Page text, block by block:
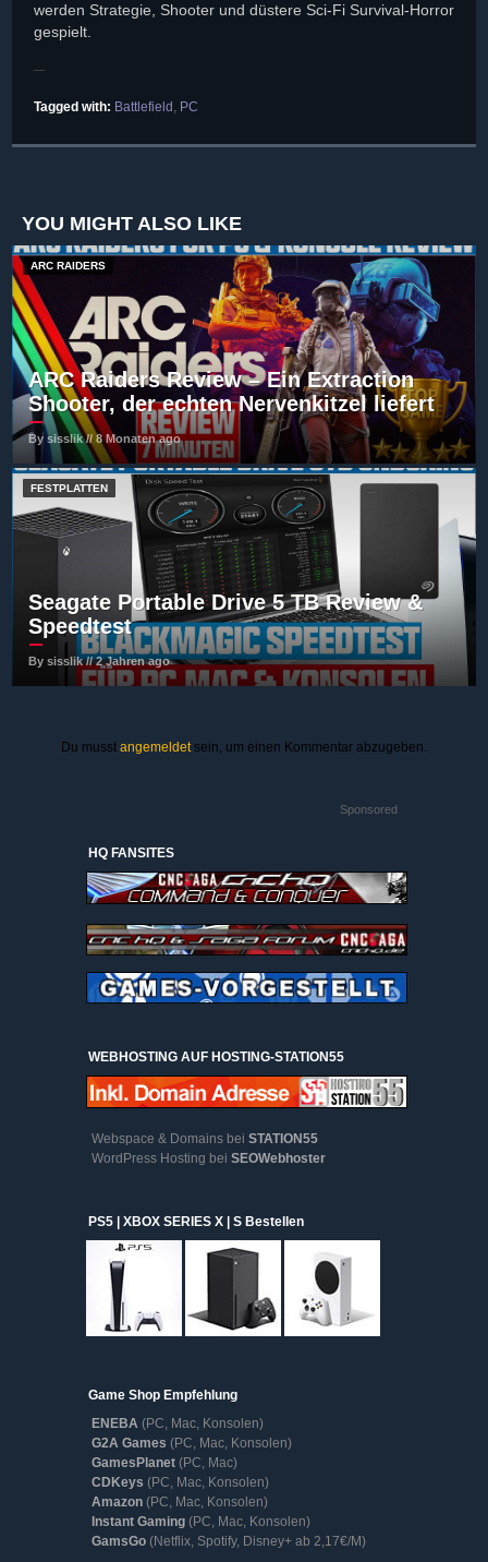
werden Strategie, Shooter und düstere Sci-Fi Survival-Horror
gespielt.
Tagged with: Battlefield , PC
YOU MIGHT ALSO LIKE
ARC RAIDERS
ARC Raiders Review – Ein Extraction
Shooter, der echten Nervenkitzel liefert
By sisslik // 8 Monaten ago
FESTPLATTEN
Seagate Portable Drive 5 TB Review &
Speedtest
By sisslik // 2 Jahren ago
Du musst angemeldetsein, um einen Kommentar abzugeben.
Sponsored
HQ FANSITES
WEBHOSTING AUF HOSTING-STATION55
Webspace & Domains bei STATION55
WordPress Hosting bei SEOWebhoster
PS5 | XBOX SERIES X | S Bestellen
Game Shop Empfehlung
ENEBA (PC, Mac, Konsolen)
G2A Games (PC, Mac, Konsolen)
GamesPlanet (PC, Mac)
CDKeys (PC, Mac, Konsolen)
Amazon (PC, Mac, Konsolen)
Instant Gaming (PC, Mac, Konsolen)
GamsGo (Netflix, Spotify, Disney+ ab 2,17€/M)